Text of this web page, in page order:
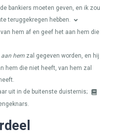
bankiers moeten geven, en ik zou
teruggekregen hebben.
hem af en geef het aan hem die
aan hem zal gegeven worden, en hij
hem die niet heeft, van hem zal
uit in de buitenste duisternis;